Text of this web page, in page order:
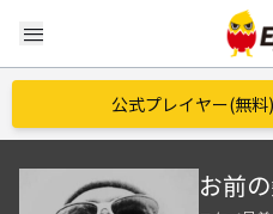
menu
公式プレイヤー(無
お前